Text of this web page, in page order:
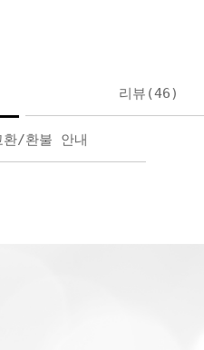
리뷰(46)
환/환불 안내